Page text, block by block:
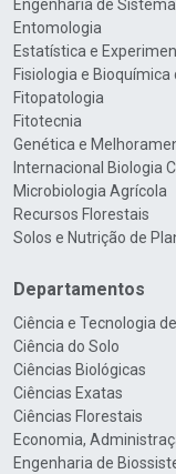
Engenharia de
Entomologia
Estatística e
Fisiologia e Bioquímica
Fitopatologia
Fitotecnia
Genética e
Internacional Biologia
Microbiologia Agrícola
Recursos Florestais
Solos e Nutrição de
Departamentos
Ciência e Tecnologia
Ciência do Solo
Ciências Biológicas
Ciências Exatas
Ciências Florestais
Economia,
Engenharia de